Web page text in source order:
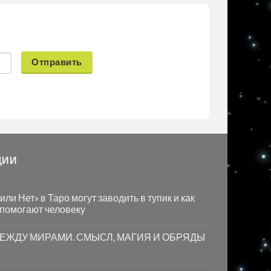
Отправить
Нет» в Таро могут заводить в тупик и как
человеку
МИРАМИ. СМЫСЛ, МАГИЯ И ОБРЯДЫ